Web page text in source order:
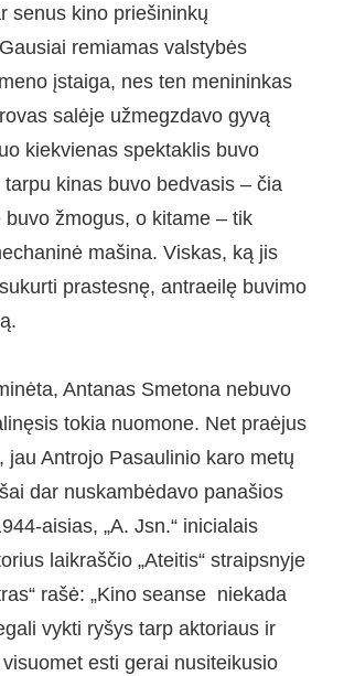
senus kino priešininkų
remiamas valstybės
įstaiga, nes ten menininkas
salėje užmegzdavo gyvą
kiekvienas spektaklis buvo
tarpu kinas buvo bedvasis – čia
buvo žmogus, o kitame – tik
mašina. Viskas, ką jis
prastesnę, antraeilę buvimo
Antanas Smetona nebuvo
tokia nuomone. Net praėjus
jau Antrojo Pasaulinio karo metų
dar nuskambėdavo panašios
aisias, „A. Jsn.“ inicialais
laikraščio „Ateitis“ straipsnyje
rašė: „Kino seanse niekada
vykti ryšys tarp aktoriaus ir
esti gerai nusiteikusio